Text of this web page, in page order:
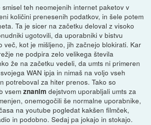
teh neomejenih internet paketov v
količini prenesenih podatkov, in šele potem
Ta je sicer na začetku deloval z visoko
ugotovili, da uporabniki v bistvu
več, kot je mišljeno, jih začnejo blokirati. Kar
ne podpira zelo velikega števila
že na začetku vedeli, da umts ni primeren
WAN ipja in nimaš na voljo vseh
potreboval za hiter prenos. Tako so
vsemznanim dejstvom uporabljali umts za
onemogočili še normalne uporabnike,
na youtube pogledat kakšen filmček,
in podobno. Sedaj pa jokajo in stokajo.